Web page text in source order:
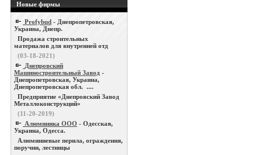
Новые фирмы
Profybud - Днепропетровская,
Украина, Днепр.
Продажа строительных
материалов для внутренней отд
(03-18-2021)
Днепровский
Машиностроительный Завод -
Днепропетровская, Украина,
Днепропетровская обл. ....
Предприятие «Днепровский Завод
Металлоконструкций»
(11-20-2019)
Алюминика ООО - Одесская,
Украина, Одесса.
Алюминиевые перила, ограждения,
поручни, лестницы